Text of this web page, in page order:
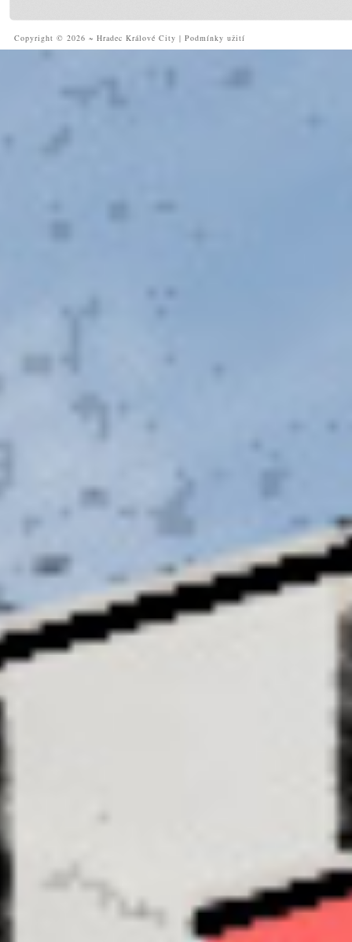
Copyright © 2026 ~ Hradec Králové City | Podmínky užití